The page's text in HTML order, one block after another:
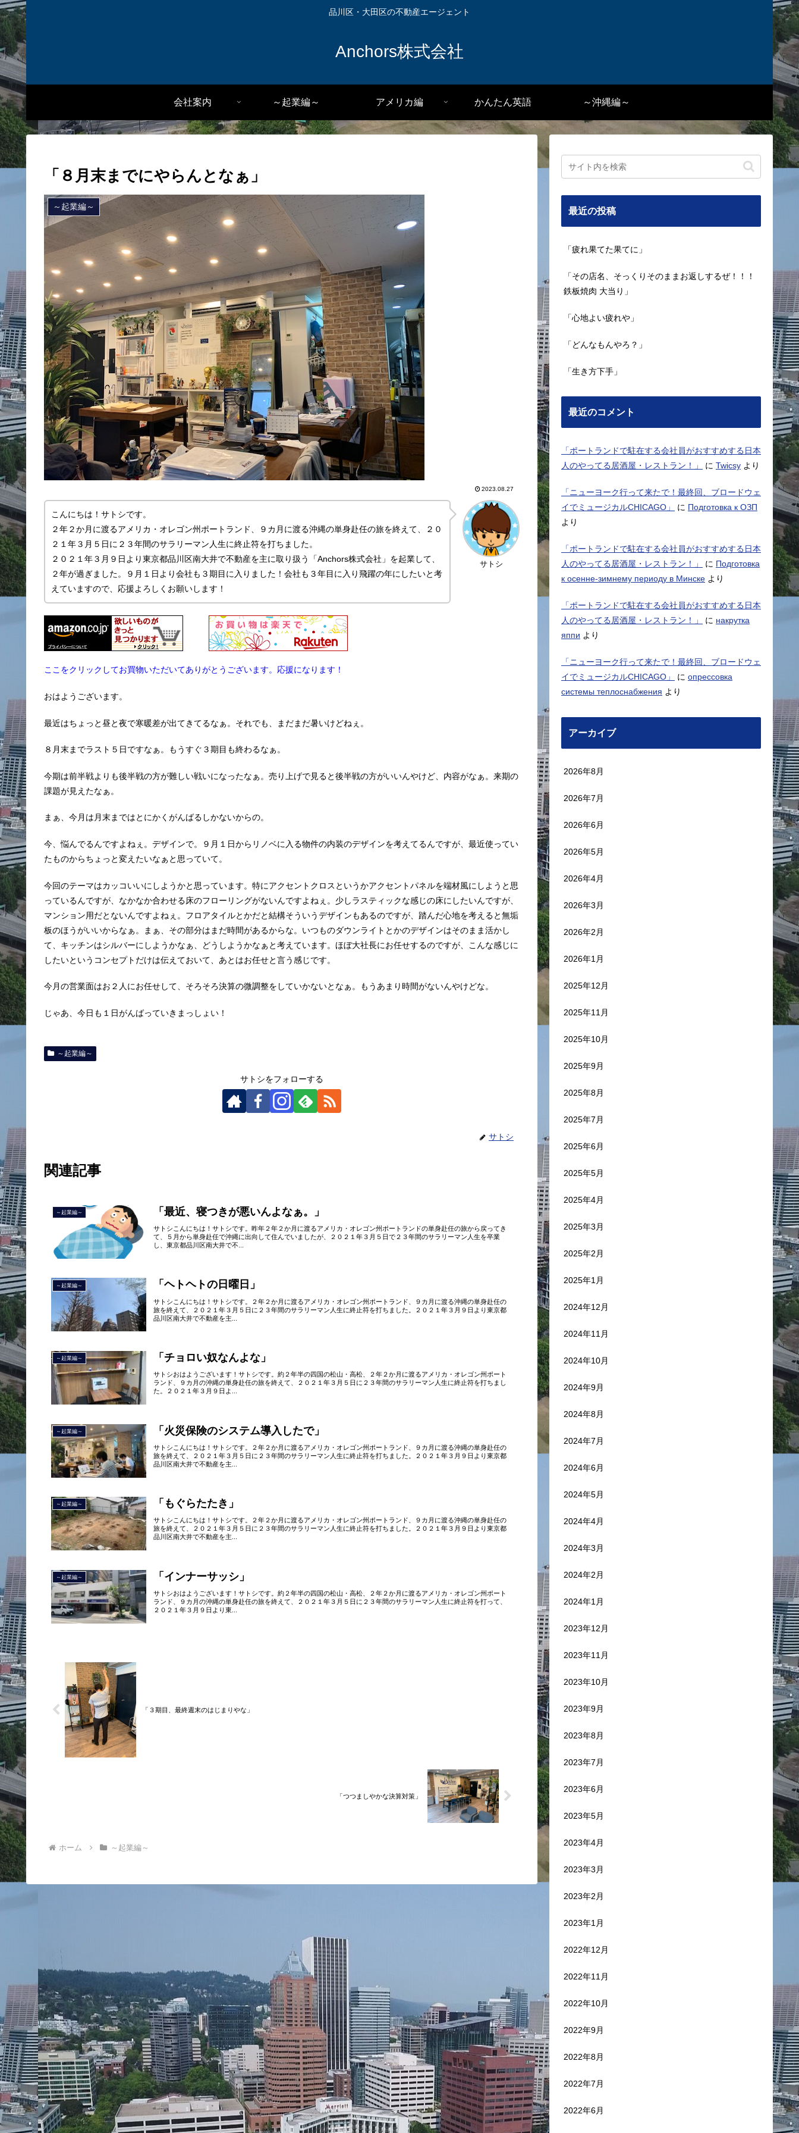
品川区・大田区の不動産エージェント
Anchors株式会社
会社案内 ～起業編～ アメリカ編 かんたん英語 ～沖縄編～
「８月末までにやらんとなぁ」
～起業編～
2023.08.27
サトシ
こんにちは！サトシです。
２年２か月に渡るアメリカ・オレゴン州ポートランド、９カ月に渡る沖縄の単身赴任の旅を終えて、２０
２１年３月５日に２３年間のサラリーマン人生に終止符を打ちました。
２０２１年３月９日より東京都品川区南大井で不動産を主に取り扱う「Anchors株式会社」を起業して、
２年が過ぎました。９月１日より会社も３期目に入りました！会社も３年目に入り飛躍の年にしたいと考
えていますので、応援よろしくお願いします！
ここをクリックしてお買物いただいてありがとうございます。応援になります！
おはようございます。
最近はちょっと昼と夜で寒暖差が出てきてるなぁ。それでも、まだまだ暑いけどねぇ。
８月末までラスト５日ですなぁ。もうすぐ３期目も終わるなぁ。
今期は前半戦よりも後半戦の方が難しい戦いになったなぁ。売り上げで見ると後半戦の方がいいんやけど、内容がなぁ。来期の
課題が見えたなぁ。
まぁ、今月は月末まではとにかくがんばるしかないからの。
今、悩んでるんですよねぇ。デザインで。９月１日からリノベに入る物件の内装のデザインを考えてるんですが、最近使ってい
たものからちょっと変えたいなぁと思っていて。
今回のテーマはカッコいいにしようかと思っています。特にアクセントクロスというかアクセントパネルを端材風にしようと思
っているんですが、なかなか合わせる床のフローリングがないんですよねぇ。少しラスティックな感じの床にしたいんですが、
マンション用だとないんですよねぇ。フロアタイルとかだと結構そういうデザインもあるのですが、踏んだ心地を考えると無垢
板のほうがいいからなぁ。まぁ、その部分はまだ時間があるからな。いつものダウンライトとかのデザインはそのまま活かし
て、キッチンはシルバーにしようかなぁ、どうしようかなぁと考えています。ほぼ大社長にお任せするのですが、こんな感じに
したいというコンセプトだけは伝えておいて、あとはお任せと言う感じです。
今月の営業面はお２人にお任せして、そろそろ決算の微調整をしていかないとなぁ。もうあまり時間がないんやけどな。
じゃあ、今日も１日がんばっていきまっしょい！
～起業編～
サトシをフォローする
サトシ
関連記事
～起業編～ 「最近、寝つきが悪いんよなぁ。」
サトシこんにちは！サトシです。昨年２年２か月に渡るアメリカ・オレゴン州ポートランドの単身赴任の旅から戻ってき
て、５月から単身赴任で沖縄に出向して住んでいましたが、２０２１年３月５日で２３年間のサラリーマン人生を卒業
し、東京都品川区南大井で不...
～起業編～ 「ヘトヘトの日曜日」
サトシこんにちは！サトシです。２年２か月に渡るアメリカ・オレゴン州ポートランド、９カ月に渡る沖縄の単身赴任の
旅を終えて、２０２１年３月５日に２３年間のサラリーマン人生に終止符を打ちました。２０２１年３月９日より東京都
品川区南大井で不動産を主...
～起業編～ 「チョロい奴なんよな」
サトシおはようございます！サトシです。約２年半の四国の松山・高松、２年２か月に渡るアメリカ・オレゴン州ポート
ランド、９カ月の沖縄の単身赴任の旅を終えて、２０２１年３月５日に２３年間のサラリーマン人生に終止符を打ちまし
た。２０２１年３月９日よ...
～起業編～ 「火災保険のシステム導入したで」
サトシこんにちは！サトシです。２年２か月に渡るアメリカ・オレゴン州ポートランド、９カ月に渡る沖縄の単身赴任の
旅を終えて、２０２１年３月５日に２３年間のサラリーマン人生に終止符を打ちました。２０２１年３月９日より東京都
品川区南大井で不動産を主...
～起業編～ 「もぐらたたき」
サトシこんにちは！サトシです。２年２か月に渡るアメリカ・オレゴン州ポートランド、９カ月に渡る沖縄の単身赴任の
旅を終えて、２０２１年３月５日に２３年間のサラリーマン人生に終止符を打ちました。２０２１年３月９日より東京都
品川区南大井で不動産を主...
～起業編～ 「インナーサッシ」
サトシおはようございます！サトシです。約２年半の四国の松山・高松、２年２か月に渡るアメリカ・オレゴン州ポート
ランド、９カ月の沖縄の単身赴任の旅を終えて、２０２１年３月５日に２３年間のサラリーマン人生に終止符を打って、
２０２１年３月９日より東...
「３期目、最終週末のはじまりやな」
「つつましやかな決算対策」
ホーム ～起業編～
最近の投稿
「疲れ果てた果てに」
「その店名、そっくりそのままお返しするぜ！！！
鉄板焼肉 大当り」
「心地よい疲れや」
「どんなもんやろ？」
「生き方下手」
最近のコメント
「ポートランドで駐在する会社員がおすすめする日本
人のやってる居酒屋・レストラン！」
に Twicsy より
「ニューヨーク行って来たで！最終回、ブロードウェ
イでミュージカルCHICAGO」
に Подготовка к ОЗП
より
「ポートランドで駐在する会社員がおすすめする日本
人のやってる居酒屋・レストラン！」
に Подготовка
к осенне-зимнему периоду в Минске より
「ポートランドで駐在する会社員がおすすめする日本
人のやってる居酒屋・レストラン！」
に накрутка
яппи より
「ニューヨーク行って来たで！最終回、ブロードウェ
イでミュージカルCHICAGO」
に опрессовка
системы теплоснабжения より
アーカイブ
2026年8月
2026年7月
2026年6月
2026年5月
2026年4月
2026年3月
2026年2月
2026年1月
2025年12月
2025年11月
2025年10月
2025年9月
2025年8月
2025年7月
2025年6月
2025年5月
2025年4月
2025年3月
2025年2月
2025年1月
2024年12月
2024年11月
2024年10月
2024年9月
2024年8月
2024年7月
2024年6月
2024年5月
2024年4月
2024年3月
2024年2月
2024年1月
2023年12月
2023年11月
2023年10月
2023年9月
2023年8月
2023年7月
2023年6月
2023年5月
2023年4月
2023年3月
2023年2月
2023年1月
2022年12月
2022年11月
2022年10月
2022年9月
2022年8月
2022年7月
2022年6月